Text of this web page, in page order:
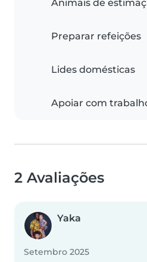
Animais de
Preparar refeições
Lides domésticas
Apoiar com
2 Avaliações
Yaka
Setembro 2025